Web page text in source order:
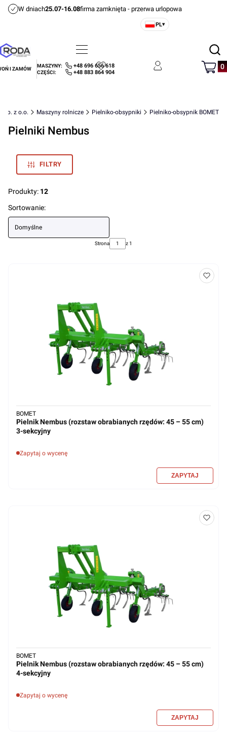
W dniach25.07-16.08firma zamknięta - przerwa urlopowa
PL▾
Menu Szukaj
I ZAMÓW
MASZYNY: +48 696 656 618
CZĘŚCI: +48 883 864 904
Ulubione Zaloguj się Koszyk
Sp. z o.o. Maszyny rolnicze Pielniko-obsypniki Pielniko-obsypnik BOMET
Pielniki Nembus
FILTRY
Produkty: 12
Lista produktów
Sortowanie:
Domyślne
Strona z 1
Pielnik Nembus (rozstaw obrabianych rzędów: 45 – 55 cm)
3-sekcyjny
Zapytaj o wycenę
BOMET
Pielnik Nembus (rozstaw obrabianych rzędów: 45 – 55 cm)
4-sekcyjny
Zapytaj o wycenę
BOMET